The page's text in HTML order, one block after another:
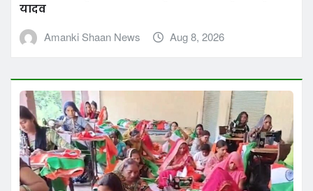
यादव
Amanki Shaan News
Aug 8, 2026